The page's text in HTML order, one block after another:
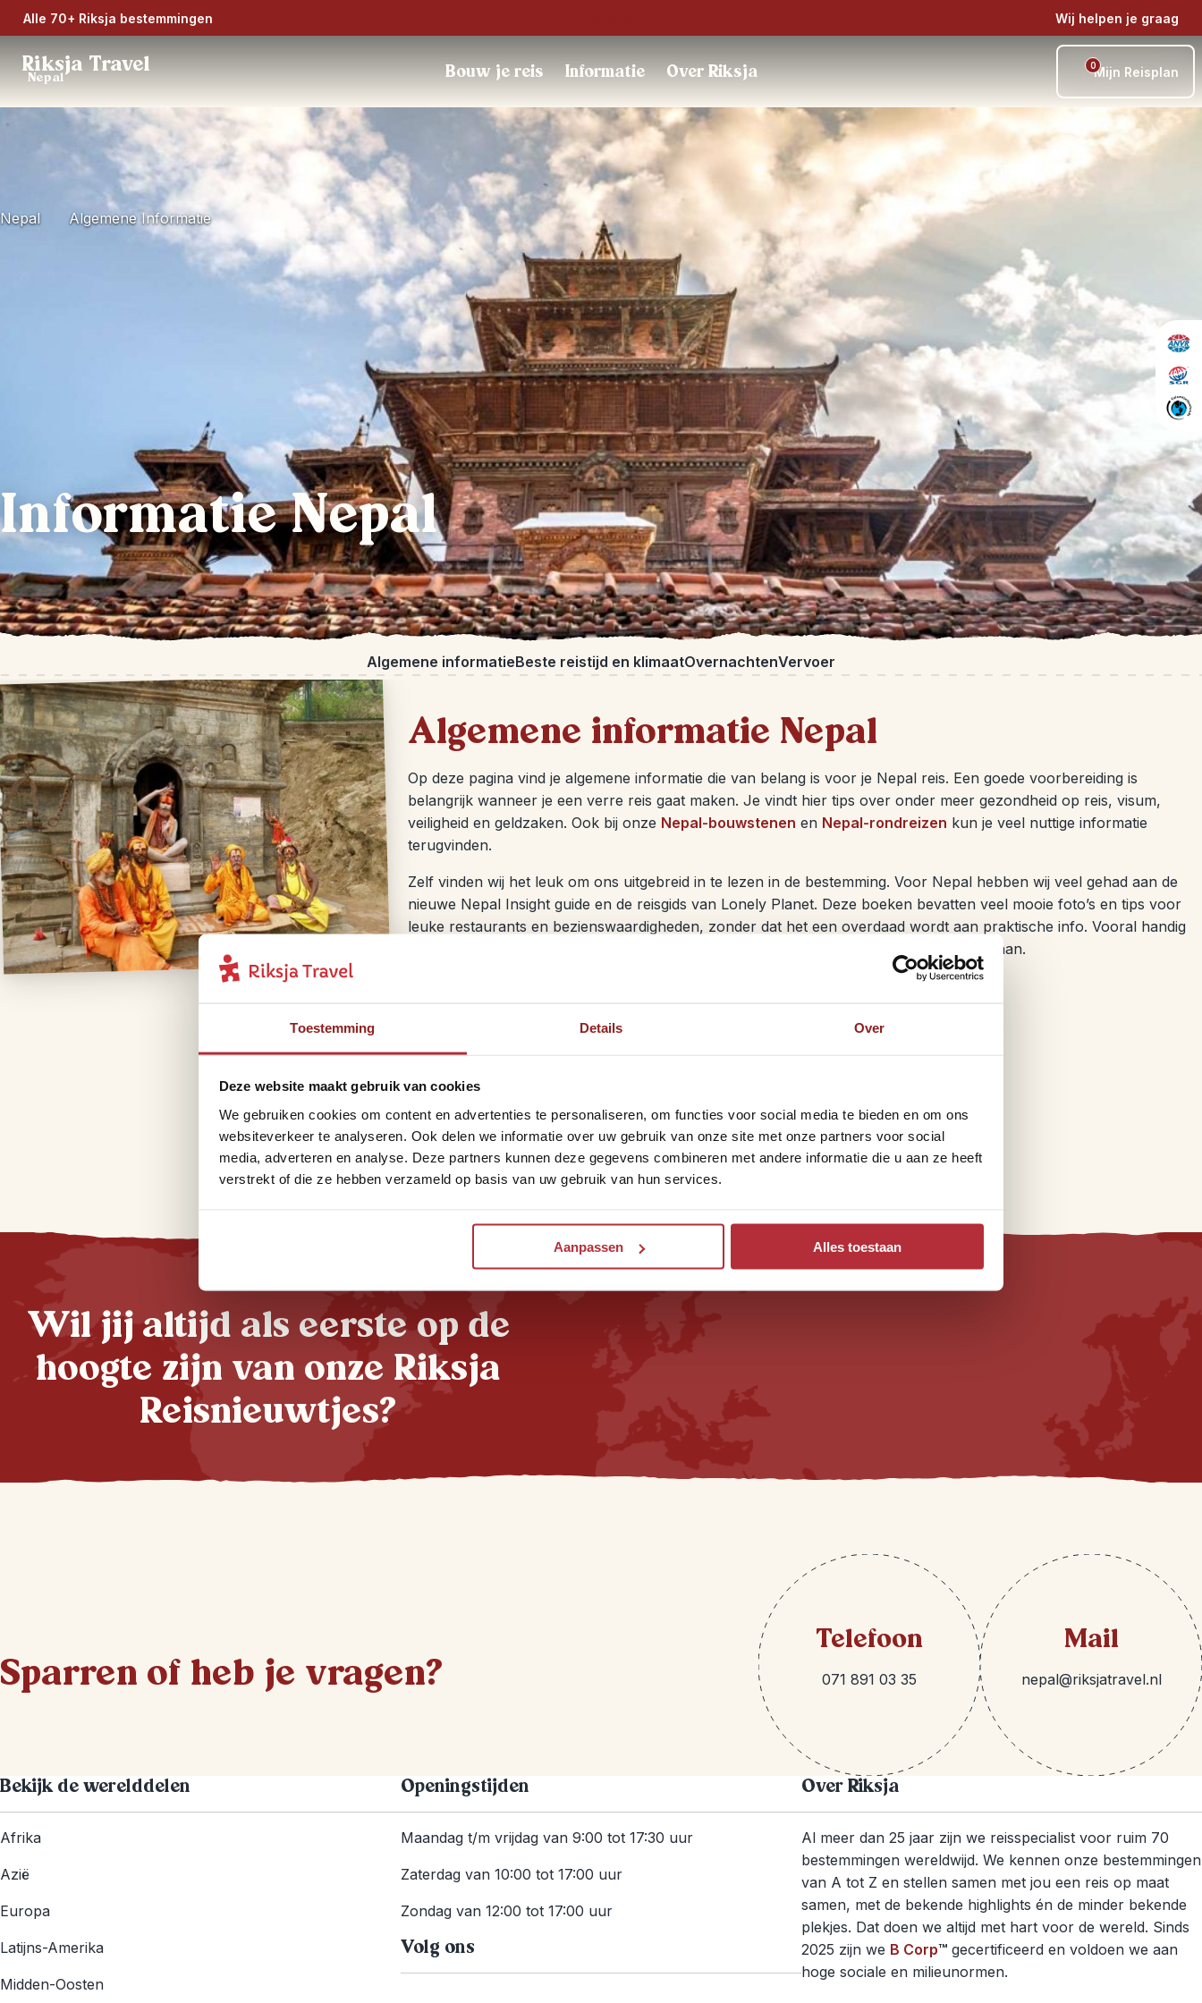
Toestemming Details Over
Deze website maakt gebruik van cookies
We gebruiken cookies om content en advertenties te personaliseren, om functies voor social media te bieden en om ons
websiteverkeer te analyseren. Ook delen we informatie over uw gebruik van onze site met onze partners voor social
media, adverteren en analyse. Deze partners kunnen deze gegevens combineren met andere informatie die u aan ze heeft
verstrekt of die ze hebben verzameld op basis van uw gebruik van hun services.
Aanpassen Alles toestaan
Alle 70+ Riksja bestemmingen Wij helpen je graag
Riksja Travel
Nepal Bouw je reis Informatie Over Riksja 0Mijn Reisplan
Nepal Algemene Informatie
Informatie Nepal
Algemene informatieBeste reistijd en klimaatOvernachtenVervoer
Algemene informatie Nepal
Op deze pagina vind je algemene informatie die van belang is voor je Nepal reis. Een goede voorbereiding is
belangrijk wanneer je een verre reis gaat maken. Je vindt hier tips over onder meer gezondheid op reis, visum,
veiligheid en geldzaken. Ook bij onze Nepal-bouwstenen en Nepal-rondreizen kun je veel nuttige informatie
terugvinden.
Zelf vinden wij het leuk om ons uitgebreid in te lezen in de bestemming. Voor Nepal hebben wij veel gehad aan de
nieuwe Nepal Insight guide en de reisgids van Lonely Planet. Deze boeken bevatten veel mooie foto’s en tips voor
leuke restaurants en bezienswaardigheden, zonder dat het een overdaad wordt aan praktische info. Vooral handig
als je reisprogramma al vast ligt, maar je zelf ter plekke nog wel op ontdekking uit wil gaan.
vliegticketsen
Wat is debeste reistijd
Informatie overslaapplekkenin Nepal
Lees hier over debeste reisroutevoor Nepal
Dit moet je weten overtrekkingen in Nepal
Wil jij altijd als eerste op de
hoogte zijn van onze Riksja
Reisnieuwtjes?
Sparren of heb je vragen?
Telefoon
071 891 03 35
Mail
nepal@riksjatravel.nl
Bekijk de werelddelen
Afrika
Azië
Europa
Latijns-Amerika
Midden-Oosten
Openingstijden
Maandag t/m vrijdag van 9:00 tot 17:30 uur
Zaterdag van 10:00 tot 17:00 uur
Zondag van 12:00 tot 17:00 uur
Volg ons
Over Riksja
Al meer dan 25 jaar zijn we reisspecialist voor ruim 70
bestemmingen wereldwijd. We kennen onze bestemmingen
van A tot Z en stellen samen met jou een reis op maat
samen, met de bekende highlights én de minder bekende
plekjes. Dat doen we altijd met hart voor de wereld. Sinds
2025 zijn we B Corp™ gecertificeerd en voldoen we aan
hoge sociale en milieunormen.